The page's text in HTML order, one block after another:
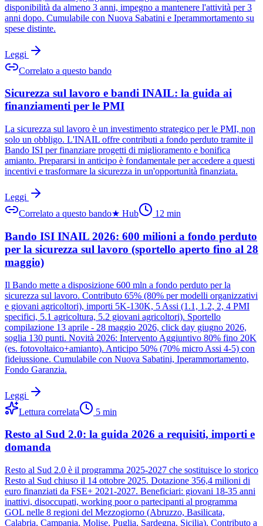
disponibilità da almeno 3 anni, impegno a mantenere l'attività per 3
anni dopo. Cumulabile con Nuova Sabatini e Iperammortamento su
spese distinte.
Leggi
Correlato a questo bando
Sicurezza sul lavoro e bandi INAIL: la guida ai
finanziamenti per le PMI
La sicurezza sul lavoro è un investimento strategico per le PMI, non
solo un obbligo. L'INAIL offre contributi a fondo perduto tramite il
Bando ISI per finanziare progetti di miglioramento e bonifica
amianto. Prepararsi in anticipo è fondamentale per accedere a questi
incentivi e trasformare la sicurezza in un'opportunità finanziata.
Leggi
Correlato a questo bando★ Hub 12 min
Bando ISI INAIL 2026: 600 milioni a fondo perduto
per la sicurezza sul lavoro (sportello aperto fino al 28
maggio)
Il Bando mette a disposizione 600 mln a fondo perduto per la
sicurezza sul lavoro. Contributo 65% (80% per modelli organizzativi
e giovani agricoltori), importi 5K-130K, 5 Assi (1.1, 1.2, 2, 4 PMI
specifici, 5.1 agricoltura, 5.2 giovani agricoltori). Sportello
compilazione 13 aprile - 28 maggio 2026, click day giugno 2026,
soglia 130 punti. Novità 2026: Intervento Aggiuntivo 80% fino 20K
(es. fotovoltaico+amianto). Anticipo 50% (70% micro Assi 4-5) con
fideiussione. Cumulabile con Nuova Sabatini, Iperammortamento,
Fondo Garanzia.
Leggi
Lettura correlata
5 min
Resto al Sud 2.0: la guida 2026 a requisiti, importi e
domanda
Resto al Sud 2.0 è il programma 2025-2027 che sostituisce lo storico
Resto al Sud chiuso il 14 ottobre 2025. Dotazione 356,4 milioni di
euro finanziati da FSE+ 2021-2027. Beneficiari: giovani 18-35 anni
inattivi, disoccupati, working poor o partecipanti al programma
GOL nelle 8 regioni del Mezzogiorno (Abruzzo, Basilicata,
Calabria, Campania, Molise, Puglia, Sardegna, Sicilia). Contributo a